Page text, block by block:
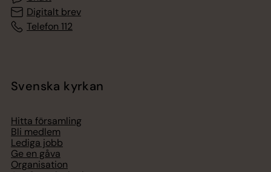
Digitalt brev
Telefon 112
Svenska kyrkan
Hitta församling
Bli medlem
Lediga jobb
Ge en gåva
Organisation